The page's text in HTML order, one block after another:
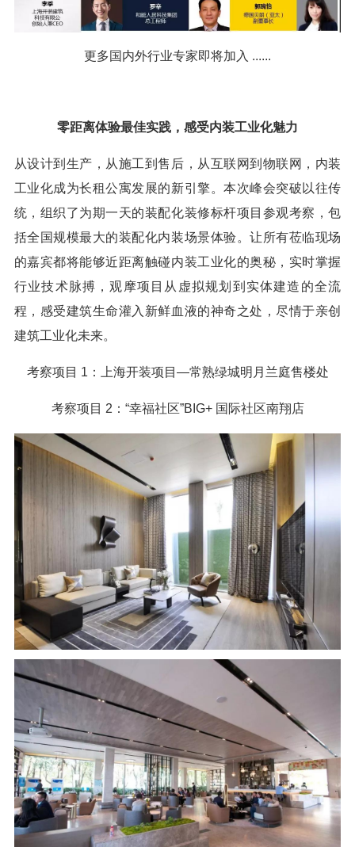
更多国内外行业专家即将加入 ......
零距离体验最佳实践，感受内装工业化魅力
从设计到生产，从施工到售后，从互联网到物联网，内装
工业化成为长租公寓发展的新引擎。本次峰会突破以往传
统，组织了为期一天的装配化装修标杆项目参观考察，包
括全国规模最大的装配化内装场景体验。让所有莅临现场
的嘉宾都将能够近距离触碰内装工业化的奥秘，实时掌握
行业技术脉搏，观摩项目从虚拟规划到实体建造的全流
程，感受建筑生命灌入新鲜血液的神奇之处，尽情于亲创
建筑工业化未来。
考察项目 1：上海开装项目—常熟绿城明月兰庭售楼处
考察项目 2：“幸福社区”BIG+ 国际社区南翔店